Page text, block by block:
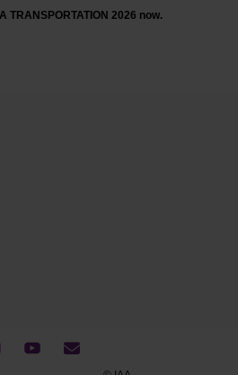
TRANSPORTATION 2026 now.